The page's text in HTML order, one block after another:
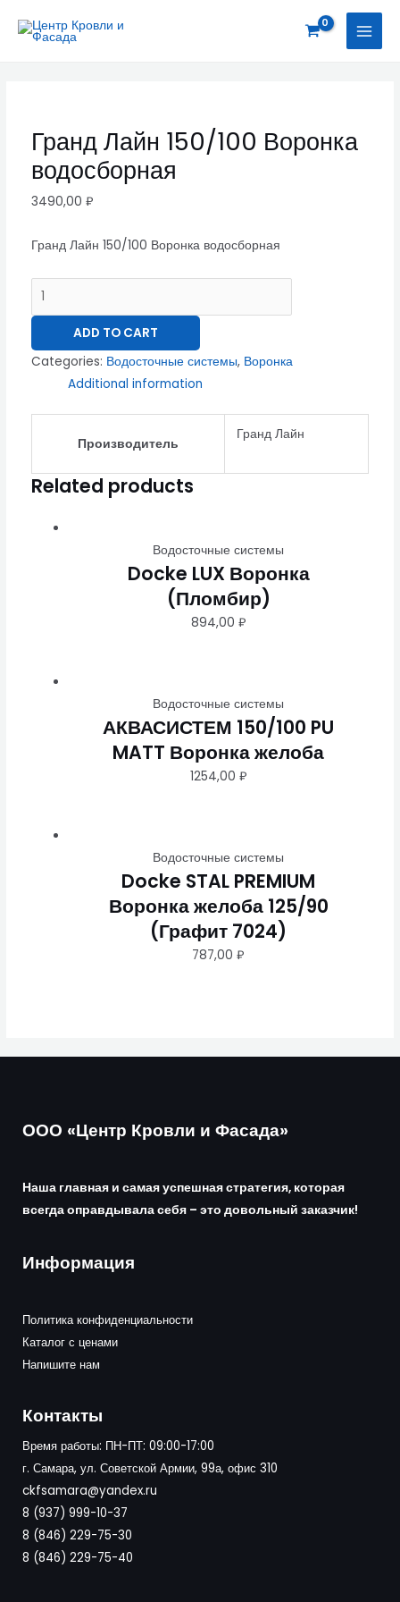
Гранд Лайн 150/100 Воронка
водосборная
3490,00 ₽
Гранд Лайн 150/100 Воронка водосборная
Лайн
ADD TO CART
Categories: Водосточные системы, Воронка
Additional information
Производитель
Гранд Лайн
Related products
Водосточные системы
Docke LUX Воронка
(Пломбир)
894,00 ₽
Водосточные системы
АКВАСИСТЕМ 150/100 PU
MATT Воронка желоба
1254,00 ₽
Водосточные системы
Docke STAL PREMIUM
Воронка желоба 125/90
(Графит 7024)
787,00₽
ООО «Центр Кровли и Фасада»
Наша главная и самая успешная стратегия, которая
всегда оправдывала себя – это довольный заказчик!
Информация
Политика конфиденциальности
Каталог с ценами
Напишите нам
Контакты
Время работы: ПН-ПТ: 09:00-17:00
г. Самара, ул. Советской Армии, 99а, офис 310
ckfsamara@yandex.ru
8 (937) 999-10-37
8 (846) 229-75-30
8 (846) 229-75-40